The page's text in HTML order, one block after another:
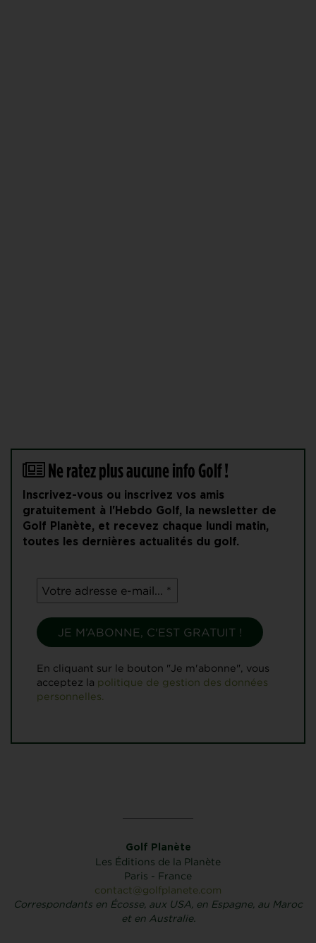
Ne ratez plus aucune info Golf !
Inscrivez-vous ou inscrivez vos amis
gratuitement à l'Hebdo Golf, la newsletter de
Golf Planète, et recevez chaque lundi matin,
toutes les dernières actualités du golf.
En cliquant sur le bouton "Je m'abonne", vous
acceptez la politique de gestion des données
personnelles.
Golf Planète
Les Éditions de la Planète
Paris - France
contact@golfplanete.com
Correspondants en Écosse, aux USA, en Espagne, au Maroc
et en Australie.